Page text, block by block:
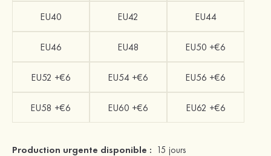
EU40 EU42 EU44
EU46 EU48 EU50 +€6
EU52 +€6 EU54 +€6 EU56 +€6
EU58 +€6 EU60 +€6 EU62 +€6
Production urgente disponible : 15 jours